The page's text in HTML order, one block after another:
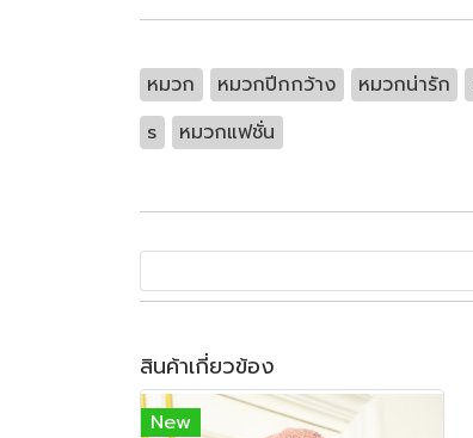
หมวก หมวกปีกกว้าง หมวกน่ารัก
s
หมวกแฟชั่น
สินค้าเกี่ยวข้อง
New